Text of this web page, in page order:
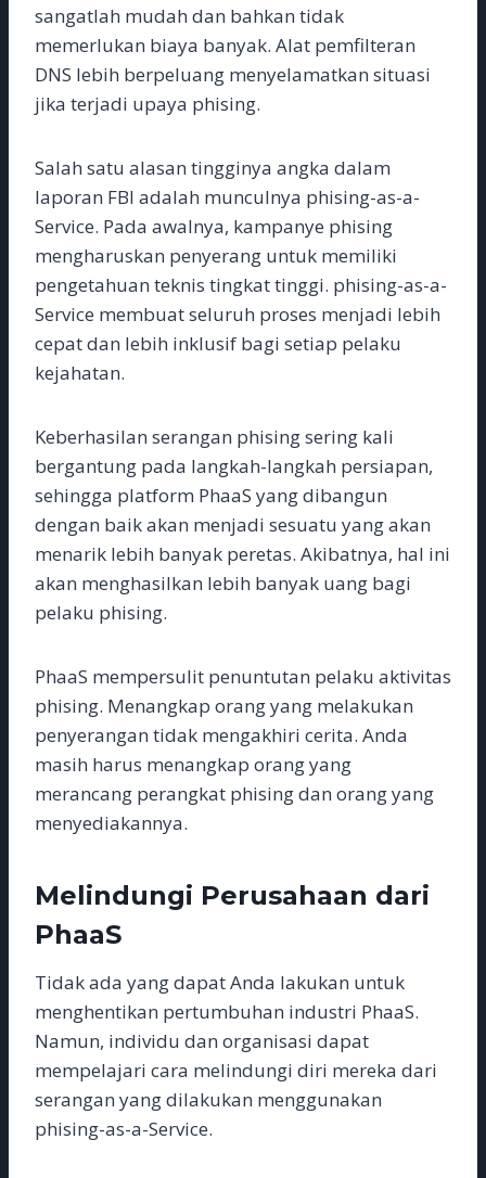
sangatlah mudah dan bahkan tidak
memerlukan biaya banyak. Alat pemfilteran
DNS lebih berpeluang menyelamatkan situasi
jika terjadi upaya phising.
Salah satu alasan tingginya angka dalam
laporan FBI adalah munculnya phising-as-a-
Service. Pada awalnya, kampanye phising
mengharuskan penyerang untuk memiliki
pengetahuan teknis tingkat tinggi. phising-as-a-
Service membuat seluruh proses menjadi lebih
cepat dan lebih inklusif bagi setiap pelaku
kejahatan.
Keberhasilan serangan phising sering kali
bergantung pada langkah-langkah persiapan,
sehingga platform PhaaS yang dibangun
dengan baik akan menjadi sesuatu yang akan
menarik lebih banyak peretas. Akibatnya, hal ini
akan menghasilkan lebih banyak uang bagi
pelaku phising.
PhaaS mempersulit penuntutan pelaku aktivitas
phising. Menangkap orang yang melakukan
penyerangan tidak mengakhiri cerita. Anda
masih harus menangkap orang yang
merancang perangkat phising dan orang yang
menyediakannya.
Melindungi Perusahaan dari
PhaaS
Tidak ada yang dapat Anda lakukan untuk
menghentikan pertumbuhan industri PhaaS.
Namun, individu dan organisasi dapat
mempelajari cara melindungi diri mereka dari
serangan yang dilakukan menggunakan
phising-as-a-Service.